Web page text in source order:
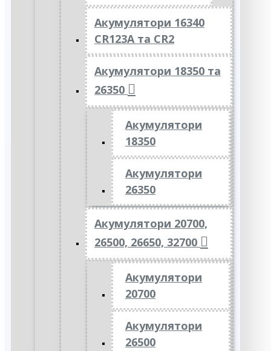
Акумулятори 16340
CR123A та CR2
Акумулятори 18350 та
26350
Акумулятори
18350
Акумулятори
26350
Акумулятори 20700,
26500, 26650, 32700
Акумулятори
20700
Акумулятори
26500